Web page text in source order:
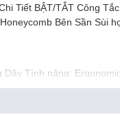
Tiết BẬT/TẮT Công
Bên Sần Sùi
Tính năng:
ồn, 300.000 lần tuổi
Kết nối: Không Dây